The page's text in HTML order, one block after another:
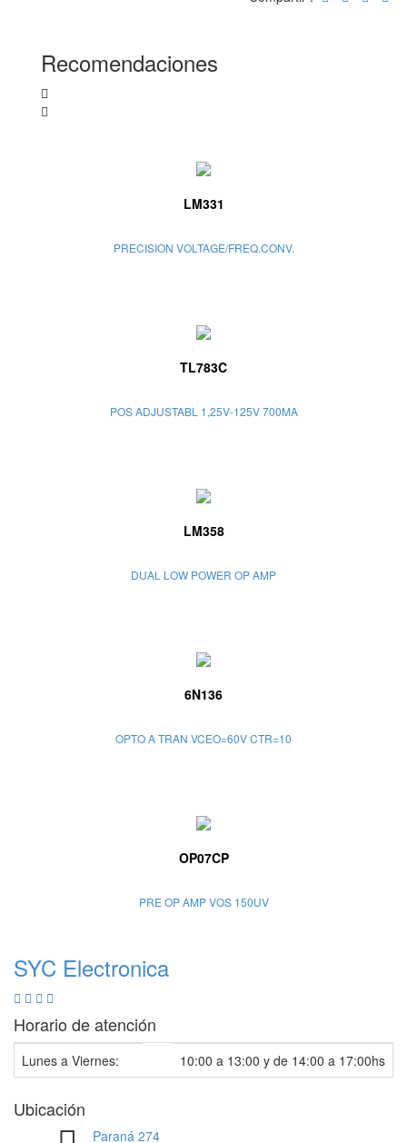
Recomendaciones
LM331
PRECISION VOLTAGE/FREQ.CONV.
TL783C
POS ADJUSTABL 1,25V-125V 700MA
LM358
DUAL LOW POWER OP AMP
6N136
OPTO A TRAN VCEO=60V CTR=10
OP07CP
PRE OP AMP VOS 150UV
SYC Electronica
Horario de atención
Lunes a Viernes: 10:00 a 13:00 y de 14:00 a 17:00hs
Ubicación
Paraná 274